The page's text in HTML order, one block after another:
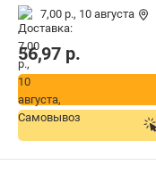
7,00 р., 10 августа
56,97 р.